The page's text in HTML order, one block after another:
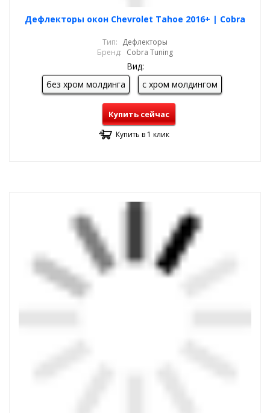
Дефлекторы окон Chevrolet Tahoe 2016+ | Cobra
Тип: Дефлекторы
Бренд: Cobra Tuning
Вид:
без хром молдинга
с хром молдингом
Купить сейчас
Купить в 1 клик